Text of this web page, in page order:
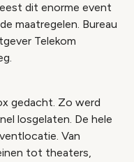
dit enorme event
maatregelen. Bureau
Telekom
gedacht. Zo werd
losgelaten. De hele
Van
tot theaters,